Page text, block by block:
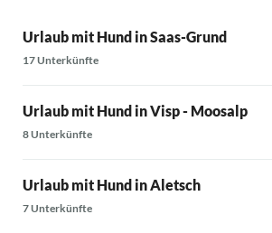
Urlaub mit Hund in Saas-Grund
17 Unterkünfte
Urlaub mit Hund in Visp - Moosalp
8 Unterkünfte
Urlaub mit Hund in Aletsch
7 Unterkünfte